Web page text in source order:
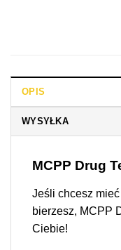
OPIS
WYSYŁKA
MCPP Drug
Jeśli chcesz
bierzesz, MCPP
Ciebie!